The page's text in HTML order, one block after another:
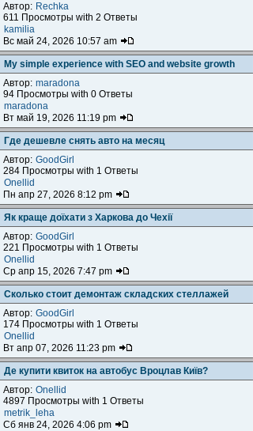
Автор: Rechka
611 Просмотры with 2 Ответы
kamilia
Вс май 24, 2026 10:57 am
My simple experience with SEO and website growth
Автор: maradona
94 Просмотры with 0 Ответы
maradona
Вт май 19, 2026 11:19 pm
Где дешевле снять авто на месяц
Автор: GoodGirl
284 Просмотры with 1 Ответы
Onellid
Пн апр 27, 2026 8:12 pm
Як краще доїхати з Харкова до Чехії
Автор: GoodGirl
221 Просмотры with 1 Ответы
Onellid
Ср апр 15, 2026 7:47 pm
Сколько стоит демонтаж складских стеллажей
Автор: GoodGirl
174 Просмотры with 1 Ответы
Onellid
Вт апр 07, 2026 11:23 pm
Де купити квиток на автобус Вроцлав Київ?
Автор: Onellid
4897 Просмотры with 1 Ответы
metrik_leha
Сб янв 24, 2026 4:06 pm